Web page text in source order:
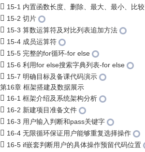
15-1 内置函数长度、删除、最大、最小、比较
15-2 切片
15-3 算数运算符及对比列表追加方法
15-4 成员运算符
15-5 完整的for循环-for else
15-6 利用for else搜索字典列表-for else
15-7 明确目标及备课代码演示
第16章 框架搭建及数据展示
16-1 框架介绍及系统架构分析
16-2 新建项目准备文件
16-3 用户输入判断和pass关键字
16-4 无限循环保证用户能够重复选择操作
16-5 if嵌套判断用户的具体操作预留代码位置